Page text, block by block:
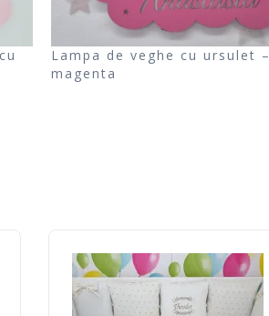
Lampa de veghe cu ursulet –
magenta